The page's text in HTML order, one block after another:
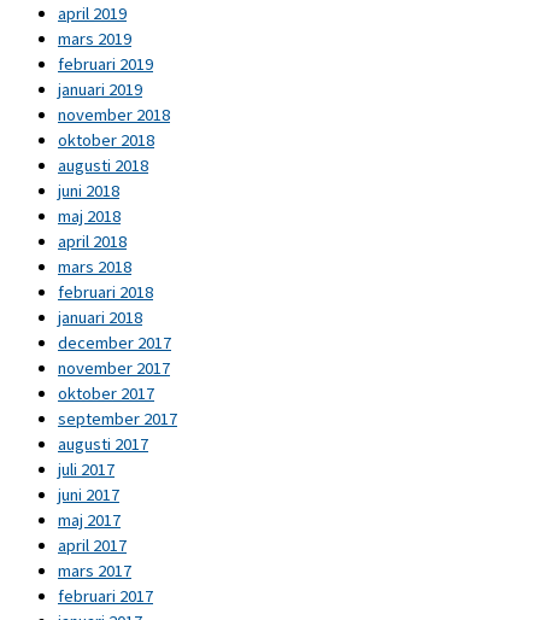
april 2019
mars 2019
februari 2019
januari 2019
november 2018
oktober 2018
augusti 2018
juni 2018
maj 2018
april 2018
mars 2018
februari 2018
januari 2018
december 2017
november 2017
oktober 2017
september 2017
augusti 2017
juli 2017
juni 2017
maj 2017
april 2017
mars 2017
februari 2017